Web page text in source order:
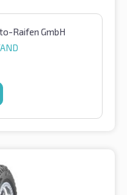
Raifen GmbH